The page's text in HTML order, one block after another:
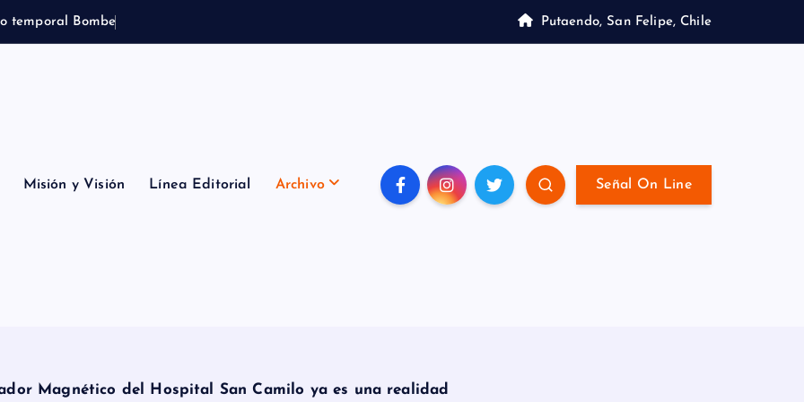
o tempora Bom be Putaendo, San Felipe, Chile
Misión y Visión Línea Editorial Archivo Señal On Line
Magnético del Hospital San Camilo ya es una realidad